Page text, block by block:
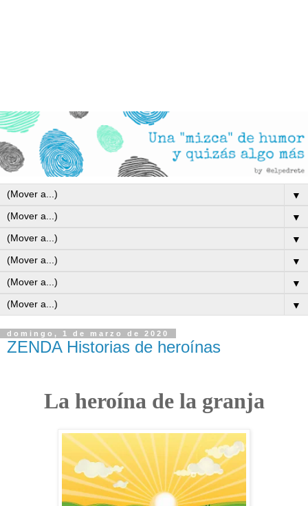
▼
▼
▼
▼
▼
▼
domingo, 1 de marzo de 2020
ZENDA Historias de heroínas
La heroína de la granja